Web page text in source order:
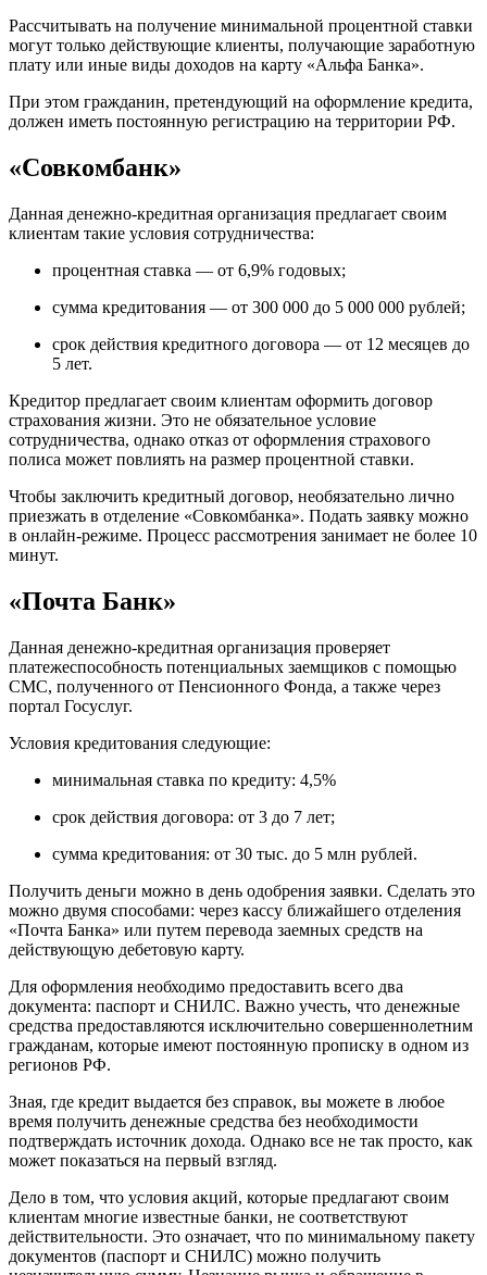
Рассчитывать на получение минимальной процентной ставки
могут только действующие клиенты, получающие заработную
плату или иные виды доходов на карту «Альфа Банка».
При этом гражданин, претендующий на оформление кредита,
должен иметь постоянную регистрацию на территории РФ.
«Совкомбанк»
Данная денежно-кредитная организация предлагает своим
клиентам такие условия сотрудничества:
процентная ставка — от 6,9% годовых;
сумма кредитования — от 300 000 до 5 000 000 рублей;
срок действия кредитного договора — от 12 месяцев до
5 лет.
Кредитор предлагает своим клиентам оформить договор
страхования жизни. Это не обязательное условие
сотрудничества, однако отказ от оформления страхового
полиса может повлиять на размер процентной ставки.
Чтобы заключить кредитный договор, необязательно лично
приезжать в отделение «Совкомбанка». Подать заявку можно
в онлайн-режиме. Процесс рассмотрения занимает не более 10
минут.
«Почта Банк»
Данная денежно-кредитная организация проверяет
платежеспособность потенциальных заемщиков с помощью
СМС, полученного от Пенсионного Фонда, а также через
портал Госуслуг.
Условия кредитования следующие:
минимальная ставка по кредиту: 4,5%
срок действия договора: от 3 до 7 лет;
сумма кредитования: от 30 тыс. до 5 млн рублей.
Получить деньги можно в день одобрения заявки. Сделать это
можно двумя способами: через кассу ближайшего отделения
«Почта Банка» или путем перевода заемных средств на
действующую дебетовую карту.
Для оформления необходимо предоставить всего два
документа: паспорт и СНИЛС. Важно учесть, что денежные
средства предоставляются исключительно совершеннолетним
гражданам, которые имеют постоянную прописку в одном из
регионов РФ.
Зная, где кредит выдается без справок, вы можете в любое
время получить денежные средства без необходимости
подтверждать источник дохода. Однако все не так просто, как
может показаться на первый взгляд.
Дело в том, что условия акций, которые предлагают своим
клиентам многие известные банки, не соответствуют
действительности. Это означает, что по минимальному пакету
документов (паспорт и СНИЛС) можно получить